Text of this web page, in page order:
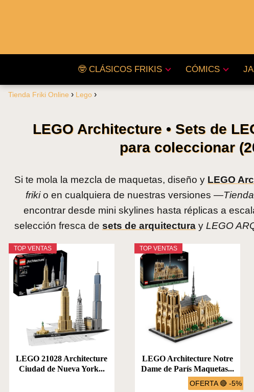
🤓 CLÁSICOS FRIKIS CÓMICS
Tienda Friki Online Lego
LEGO Architecture • Sets de
para coleccionar
Si te mola la mezcla de maquetas, diseño y LEGO
frikio en cualquiera de nuestras versiones —
encontrar desde mini skylines hasta réplicas a
selección fresca de sets de arquitecturay LEGO
TOP VENTAS
LEGO 21028 Architecture
Ciudad de Nueva York...
OFERTA 🔴 -5%
TOP VENTAS
LEGO Architecture Notre
Dame de París Maquetas...